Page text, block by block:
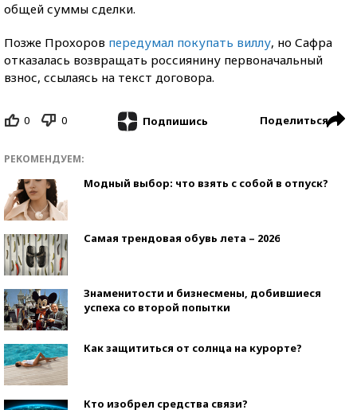
общей суммы сделки.
Позже Прохоров передумал покупать виллу, но Сафра
отказалась возвращать россиянину первоначальный
взнос, ссылаясь на текст договора.
0 0 Подпишись Поделиться
РЕКОМЕНДУЕМ:
Модный выбор: что взять с собой в отпуск?
Самая трендовая обувь лета – 2026
Знаменитости и бизнесмены, добившиеся
успеха со второй попытки
Как защититься от солнца на курорте?
Кто изобрел средства связи?